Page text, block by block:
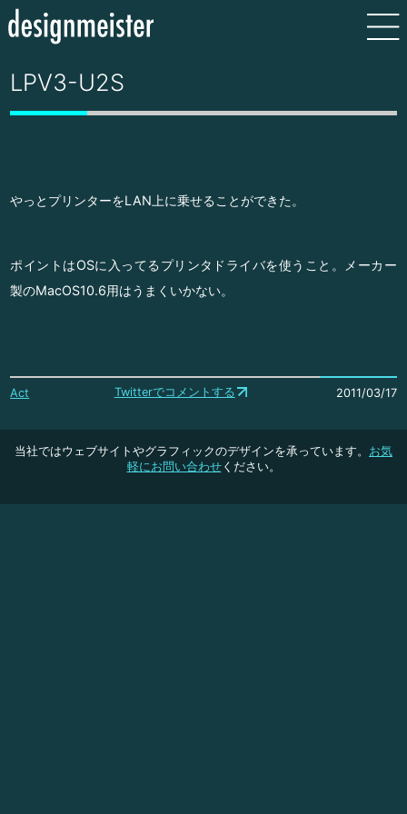
LPV3-U2S
やっとプリンターをLAN上に乗せることができた。
ポイントはOSに入ってるプリンタドライバを使うこと。メーカー
製のMacOS10.6用はうまくいかない。
Act Twitterでコメントする 2011/03/17
当社ではウェブサイトやグラフィックのデザインを承っています。 お気
軽にお問い合わせください。